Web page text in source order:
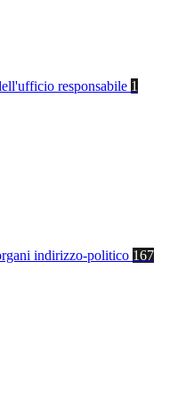
responsabile 1
indirizzo-politico 167